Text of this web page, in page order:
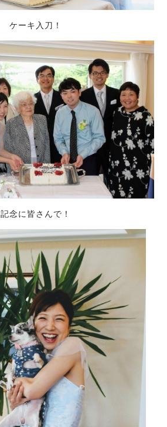
ケーキ入刀！
記念に皆さんで！